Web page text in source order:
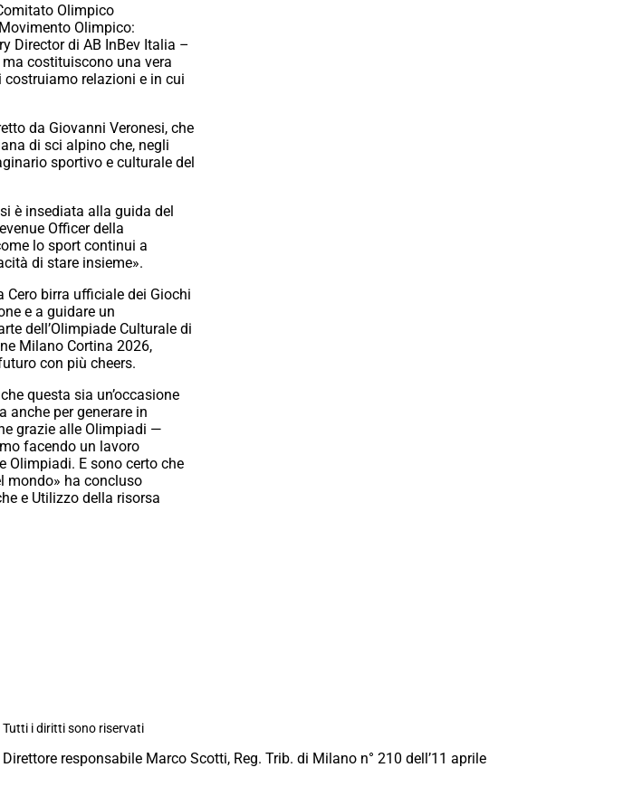
Olimpico
Olimpico:
Director di AB InBev Italia –
costituiscono una vera
relazioni e in cui
da Giovanni Veronesi, che
di sci alpino che, negli
sportivo e culturale del
è insediata alla guida del
Officer della
lo sport continui a
di stare insieme».
Cero birra ufficiale dei Giochi
e a guidare un
dell’Olimpiade Culturale di
Milano Cortina 2026,
con più cheers.
questa sia un’occasione
anche per generare in
grazie alle Olimpiadi —
facendo un lavoro
Olimpiadi. E sono certo che
mondo» ha concluso
e Utilizzo della risorsa
i diritti sono riservati
responsabile Marco Scotti, Reg. Trib. di Milano n° 210 dell’11 aprile